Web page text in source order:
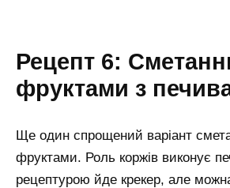
Рецепт 6:
фруктами з
Ще один спрощений варіант
фруктами. Роль коржів виконує
рецептурою йде крекер, але